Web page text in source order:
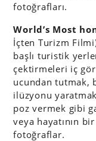
fotoğrafları.
World’s Most
İçten Turizm
başlı turistik
çektirmeleri iç
ucundan tutmak,
ilüzyonu
poz vermek gibi
veya hayatının
fotoğraflar.